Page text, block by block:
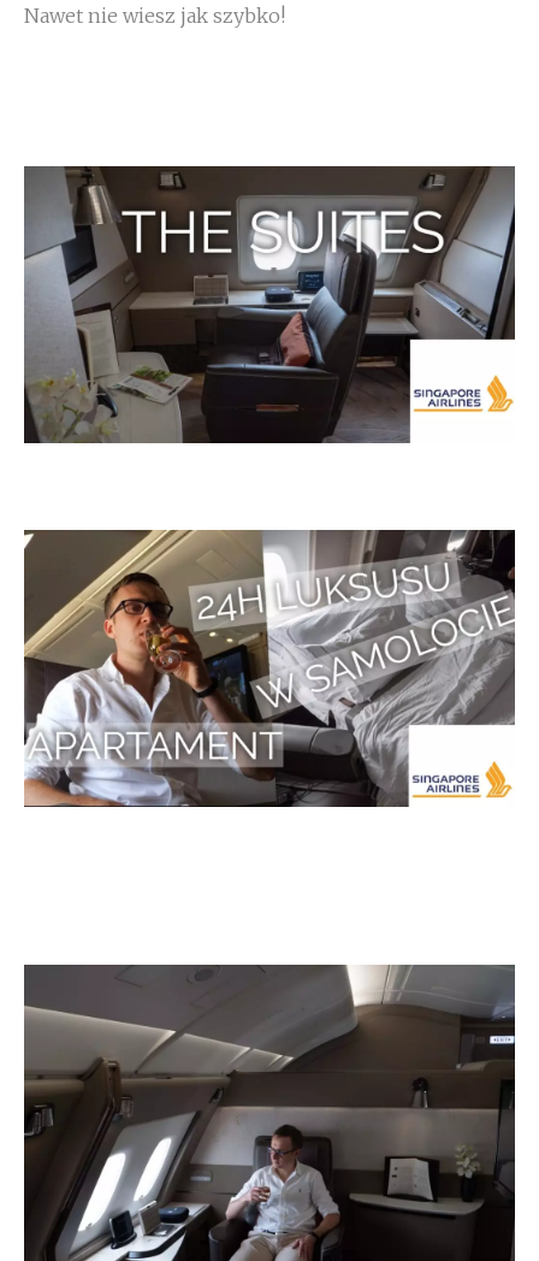
Nawet nie wiesz jak szybko!